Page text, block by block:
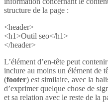
structure de la page :
<header>
<h1>Outil seo</h1>
</header>
L’élément d’en-tête peut
inclure au moins un élément de
(footer) est similaire, avec la
d’exprimer quelque chose de
et sa relation avec le reste de la